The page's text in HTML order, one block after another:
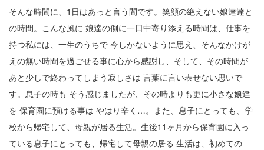
そんな時間に、1日はあっと言う間です。笑顔の絶えない娘達達と
の時間。こんな風に 娘達の側に一日中寄り添える時間は、仕事を
持つ私には、一生のうちで 今しかないように思え、そんなかけが
えの無い時間を過ごせる事に心から感謝し、そして、その時間が
あと少しで終わってしまう寂しさは 言葉に言い表せない思いで
す。息子の時も そう感じましたが、その時よりも更に小さな娘達
を 保育園に預ける事は やはり辛く…。また、息子にとっても、学
校から帰宅して、母親が居る生活。生後11ヶ月から保育園に入っ
ている息子にとっても、帰宅して母親の居る 生活は、初めての
13
15
16
18